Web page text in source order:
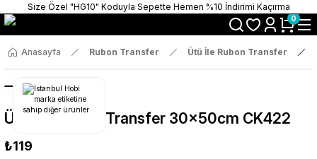
Size Özel "HG10" Koduyla Sepette Hemen %10 İndirimi Kaçırma
0
Anasayfa Rubon Transfer Ütü İle Rubon Transfer
Ütü İle Rub On Transfer 30x50cm CK422
₺119